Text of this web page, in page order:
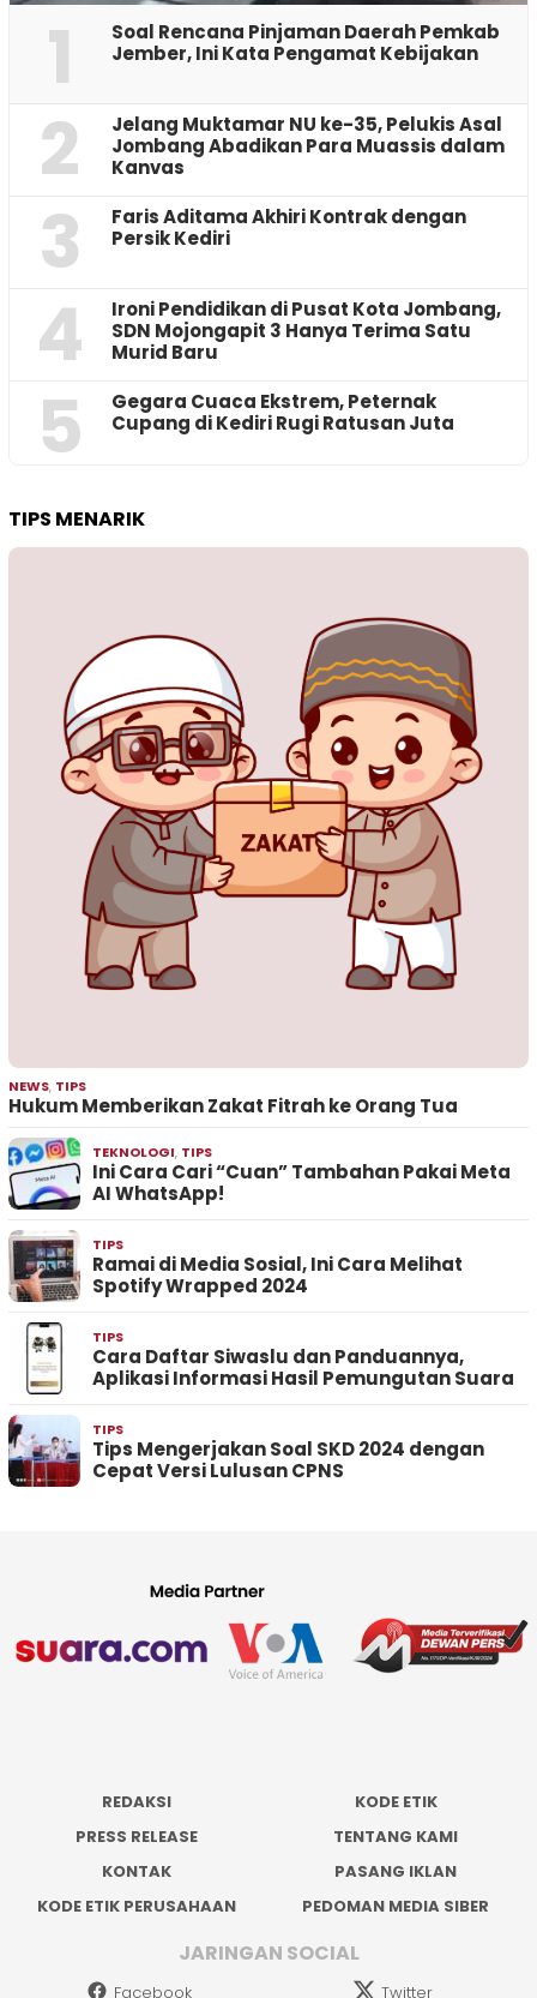
1
‎Soal Rencana Pinjaman Daerah Pemkab
Jember, Ini Kata Pengamat Kebijakan ‎
2
Jelang Muktamar NU ke-35, Pelukis Asal
Jombang Abadikan Para Muassis dalam
Kanvas
3
Faris Aditama Akhiri Kontrak dengan
Persik Kediri
4
Ironi Pendidikan di Pusat Kota Jombang,
SDN Mojongapit 3 Hanya Terima Satu
Murid Baru
5
‎Gegara Cuaca Ekstrem, Peternak
Cupang di Kediri Rugi Ratusan Juta
TIPS MENARIK
NEWS, TIPS
Hukum Memberikan Zakat Fitrah ke Orang Tua
TEKNOLOGI, TIPS
Ini Cara Cari “Cuan” Tambahan Pakai Meta
AI WhatsApp!
TIPS
Ramai di Media Sosial, Ini Cara Melihat
Spotify Wrapped 2024
TIPS
Cara Daftar Siwaslu dan Panduannya,
Aplikasi Informasi Hasil Pemungutan Suara
TIPS
Tips Mengerjakan Soal SKD 2024 dengan
Cepat Versi Lulusan CPNS
REDAKSI
KODE ETIK
PRESS RELEASE
TENTANG KAMI
KONTAK
PASANG IKLAN
KODE ETIK PERUSAHAAN
PEDOMAN MEDIA SIBER
JARINGAN SOCIAL
Facebook Twitter